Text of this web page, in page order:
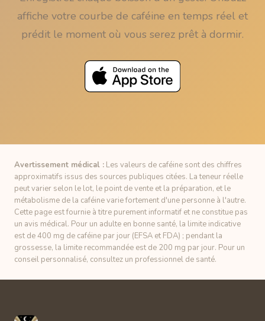
affiche votre courbe de caféine en temps réel et
prédit le moment où vous serez prêt à dormir.
Avertissement médical : Les valeurs de caféine sont des chiffres
approximatifs issus des sources publiques citées. La teneur réelle
peut varier selon le lot, le point de vente et la préparation, et le
métabolisme de la caféine varie fortement d'une personne à l'autre.
Cette page est fournie à titre purement informatif et ne constitue pas
un avis médical. Pour un adulte en bonne santé, la limite indicative
est de 400 mg de caféine par jour (EFSA et FDA) ; pendant la
grossesse, la limite recommandée est de 200 mg par jour. Pour un
conseil personnalisé, consultez un professionnel de santé.